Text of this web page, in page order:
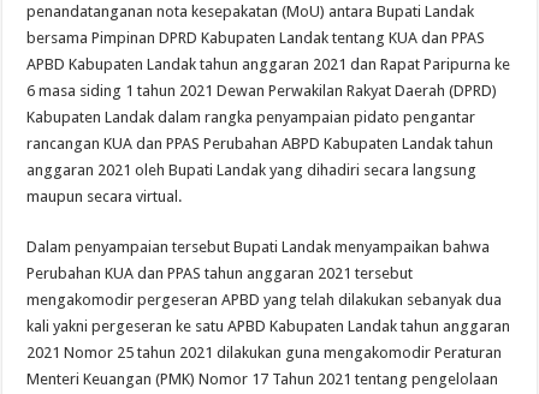
penandatanganan nota kesepakatan (MoU) antara Bupati Landak
bersama Pimpinan DPRD Kabupaten Landak tentang KUA dan PPAS
APBD Kabupaten Landak tahun anggaran 2021 dan Rapat Paripurna ke
6 masa siding 1 tahun 2021 Dewan Perwakilan Rakyat Daerah (DPRD)
Kabupaten Landak dalam rangka penyampaian pidato pengantar
rancangan KUA dan PPAS Perubahan ABPD Kabupaten Landak tahun
anggaran 2021 oleh Bupati Landak yang dihadiri secara langsung
maupun secara virtual.
Dalam penyampaian tersebut Bupati Landak menyampaikan bahwa
Perubahan KUA dan PPAS tahun anggaran 2021 tersebut
mengakomodir pergeseran APBD yang telah dilakukan sebanyak dua
kali yakni pergeseran ke satu APBD Kabupaten Landak tahun anggaran
2021 Nomor 25 tahun 2021 dilakukan guna mengakomodir Peraturan
Menteri Keuangan (PMK) Nomor 17 Tahun 2021 tentang pengelolaan